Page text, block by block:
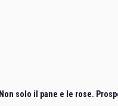
Non solo il pane e le rose.